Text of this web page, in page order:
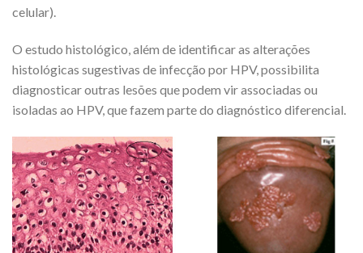
celular).
O estudo histológico, além de identificar as alterações
histológicas sugestivas de infecção por HPV, possibilita
diagnosticar outras lesões que podem vir associadas ou
isoladas ao HPV, que fazem parte do diagnóstico diferencial.